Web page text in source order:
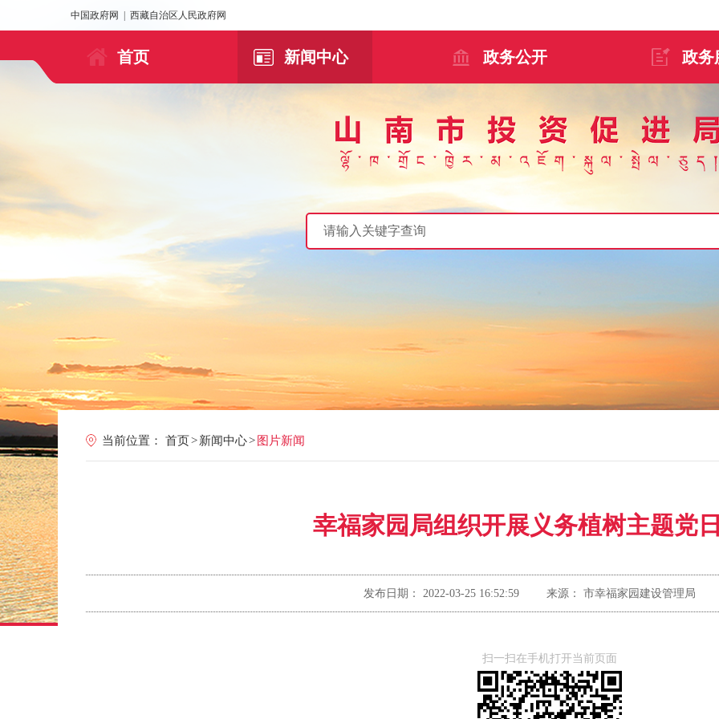
中国政府网 西藏自治区人民政府网
首页 新闻中心 政务公开 政务
当前位置： 首页>新闻中心> 图片新闻
幸福家园局组织开展义务植树主题党
发布日期： 2022-03-25 16:52:59 来源： 市幸福家园建设管理局
扫一扫在手机打开当前页面